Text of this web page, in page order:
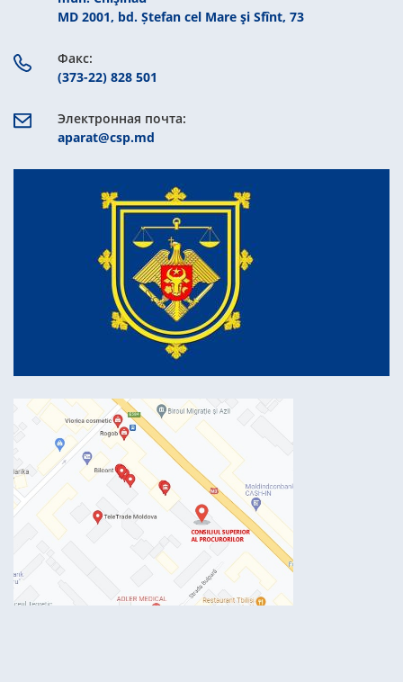
MD 2001, bd. Ștefan cel Mare şi Sfînt, 73
Факс:
(373-22) 828 501
Электронная почта:
aparat@csp.md